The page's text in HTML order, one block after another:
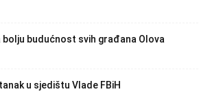
bolju budućnost svih građana Olova
u sjedištu Vlade FBiH